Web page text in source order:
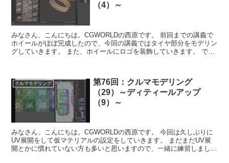
（4）～
みなさん、こんにちは。CGWORLDの西原です。 前回までの講義で
ホイールがほぼ完成したので、今回の講義ではタイヤ部分をモデリン
グしていきます。 また、ホイールにロゴを装飾していきます。 で
クルマモデリング
第76回：クルマモデリング
（29）～ディティールアップ
（9）～
みなさん、こんにちは。CGWORLDの西原です。 今回は久しぶりに
UV展開をして仮マテリアルの設定をしていきます。 まだまだUV展
開とかに慣れていない方も多いと思いますので、一緒に練習しましょ